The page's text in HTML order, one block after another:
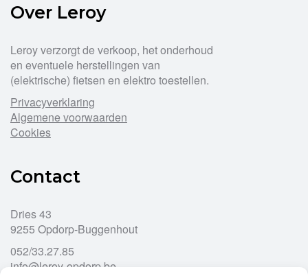
Over Leroy
Leroy verzorgt de verkoop, het onderhoud
en eventuele herstellingen van
(elektrische) fietsen en elektro toestellen.
Privacyverklaring
Algemene voorwaarden
Cookies
Contact
Dries 43
9255 Opdorp-Buggenhout
052/33.27.85
info@leroy-opdorp.be